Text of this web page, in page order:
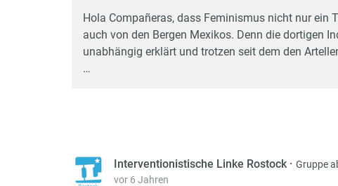
Hola Compañeras, dass Feminismus nicht nur ein
auch von den Bergen Mexikos. Denn die dortigen
unabhängig erklärt und trotzen seit dem den
…
Interventionistische Linke Rostock · Gruppe
vor 6 Jahren